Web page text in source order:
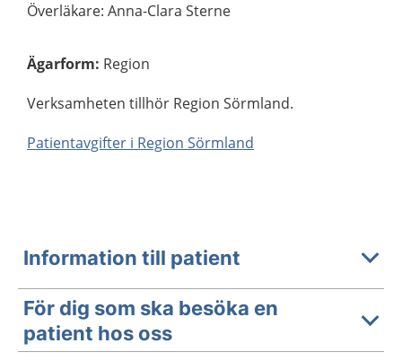
Överläkare: Anna-Clara Sterne
Ägarform: Region
Verksamheten tillhör Region Sörmland.
Patientavgifter i Region Sörmland
Information till patient
För dig som ska besöka en
patient hos oss